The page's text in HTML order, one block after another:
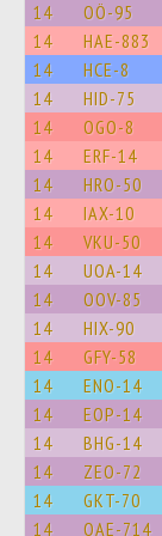
14 OÖ-95
14 HAE-883
14 HCE-8
14 HID-75
14 OGO-8
14 ERF-14
14 HRO-50
14 IAX-10
14 VKU-50
14 UOA-14
14 OOV-85
14 HIX-90
14 GFY-58
14 ENO-14
14 EOP-14
14 BHG-14
14 ZEO-72
14 GKT-70
14 OAE-714